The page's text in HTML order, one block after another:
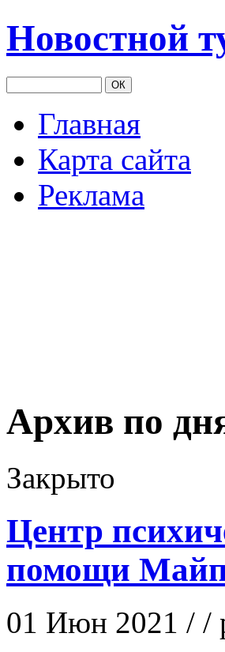
Новостной
Главная
Карта сайта
Реклама
Архив по
Закрыто
Центр
помощи
01 Июн 2021 / /